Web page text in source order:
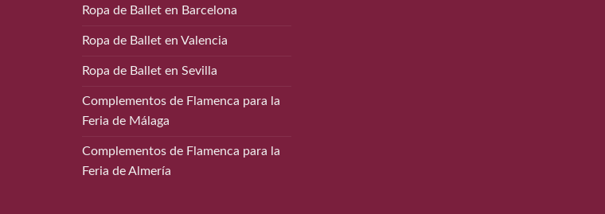
Ropa de Ballet en Barcelona
Ropa de Ballet en Valencia
Ropa de Ballet en Sevilla
Complementos de Flamenca para la
Feria de Málaga
Complementos de Flamenca para la
Feria de Almería